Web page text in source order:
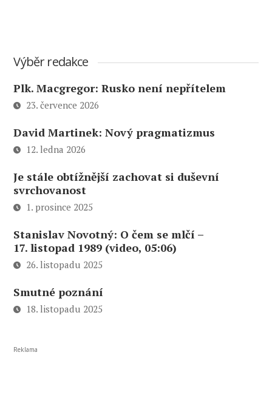
Výběr redakce
Plk. Macgregor: Rusko není nepřítelem
23. července 2026
David Martinek: Nový pragmatizmus
12. ledna 2026
Je stále obtížnější zachovat si duševní
svrchovanost
1. prosince 2025
Stanislav Novotný: O čem se mlčí –
17. listopad 1989 (video, 05:06)
26. listopadu 2025
Smutné poznání
18. listopadu 2025
Reklama